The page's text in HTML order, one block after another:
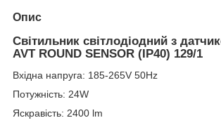
Опис
Світильник світлодіодний з
AVT ROUND SENSOR (IP40) 129/1
Вхідна напруга: 185-265V 50Hz
Потужність: 24W
Яскравість: 2400 lm